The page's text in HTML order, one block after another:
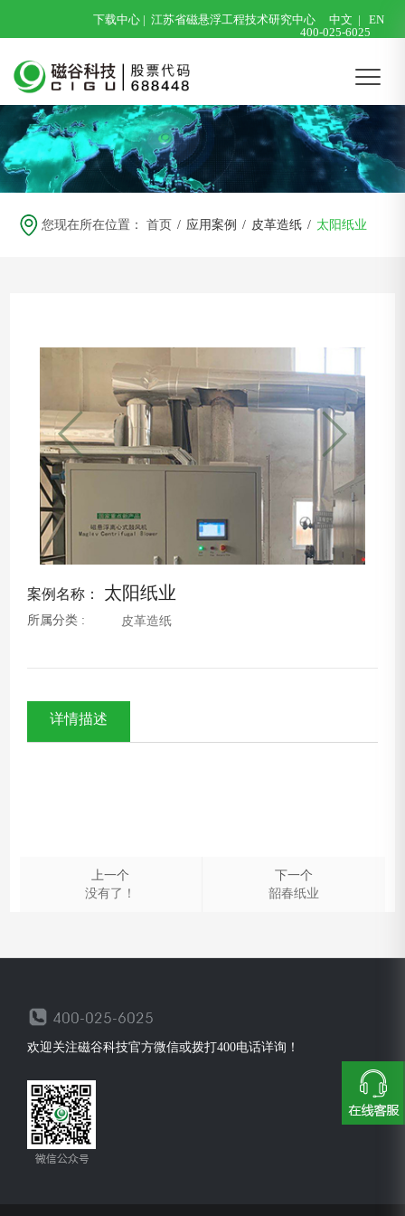
下载中心 |江苏省磁悬浮工程技术研究中心 中文 |
EN
400-025-6025
您现在所在位置：首页 / 应用案例 / 皮革造纸 / 太阳纸业
案例名称： 太阳纸业
所属分类 : 皮革造纸
详情描述
上一个
没有了！
下一个
韶春纸业
欢迎关注磁谷科技官方微信或拨打400电话详询！